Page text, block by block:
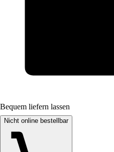
Bequem liefern lassen
Nicht online bestellbar